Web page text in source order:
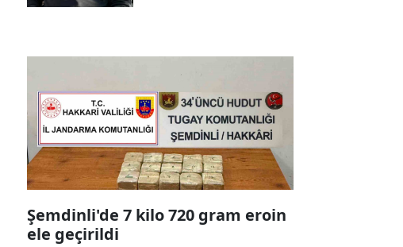
Şemdinli'de 7 kilo 720 gram eroin
ele geçirildi